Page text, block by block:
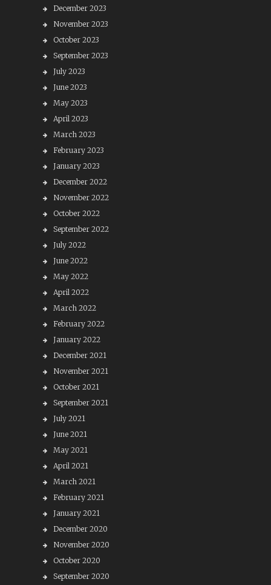
December 2023
November 2023
October 2023
September 2023
July 2023
June 2023
May 2023
April 2023
March 2023
February 2023
January 2023
December 2022
November 2022
October 2022
September 2022
July 2022
June 2022
May 2022
April 2022
March 2022
February 2022
January 2022
December 2021
November 2021
October 2021
September 2021
July 2021
June 2021
May 2021
April 2021
March 2021
February 2021
January 2021
December 2020
November 2020
October 2020
September 2020